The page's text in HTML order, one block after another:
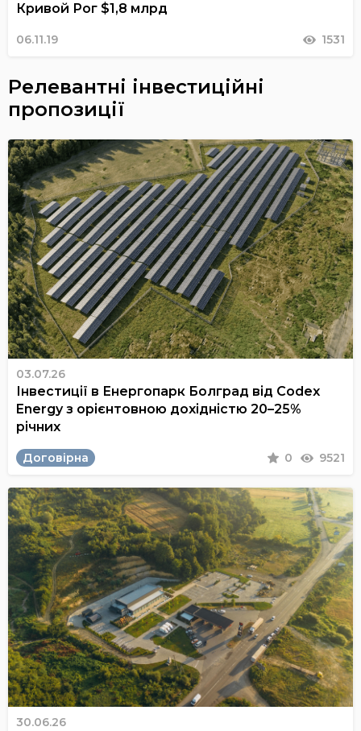
Кривой Рог $1,8 млрд
06.11.19 1531
Релевантні інвестиційні
пропозиції
03.07.26
Інвестиції в Енергопарк Болград від Codex
Energy з орієнтовною дохідністю 20–25%
річних
Договірна 0 9521
30.06.26